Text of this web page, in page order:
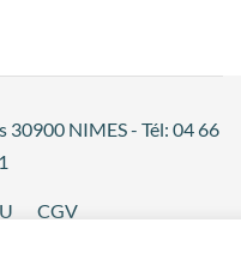
30900 NIMES - Tél: 04 66
CGV